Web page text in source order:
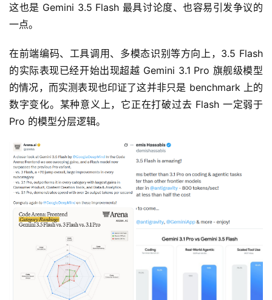
这也是 Gemini 3.5 Flash 最具讨论度、也容易引发争议的
一点。
在前端编码、工具调用、多模态识别等方向上，3.5 Flash
的实际表现已经开始出现超越 Gemini 3.1 Pro 旗舰级模型
的情况，而实测表现也印证了这并非只是 benchmark 上的
数字变化。某种意义上，它正在打破过去 Flash 一定弱于
Pro 的模型分层逻辑。